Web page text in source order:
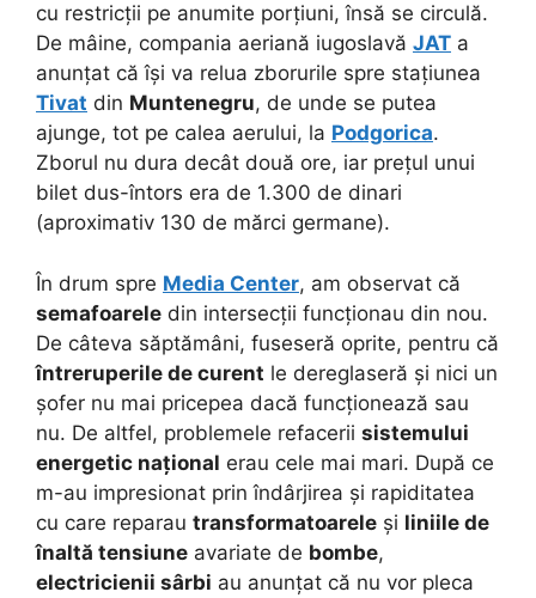
cu restricții pe anumite porțiuni, însă se circulă.
De mâine, compania aeriană iugoslavă JAT a
anunțat că își va relua zborurile spre stațiunea
Tivat din Muntenegru, de unde se putea
ajunge, tot pe calea aerului, la Podgorica.
Zborul nu dura decât două ore, iar prețul unui
bilet dus-întors era de 1.300 de dinari
(aproximativ 130 de mărci germane).
În drum spre Media Center, am observat că
semafoarele din intersecții funcționau din nou.
De câteva săptămâni, fuseseră oprite, pentru că
întreruperile de curent le dereglaseră și nici un
șofer nu mai pricepea dacă funcționează sau
nu. De altfel, problemele refacerii sistemului
energetic național erau cele mai mari. După ce
m-au impresionat prin îndârjirea și rapiditatea
cu care reparau transformatoarele și liniile de
înaltă tensiune avariate de bombe,
electricienii sârbi au anunțat că nu vor pleca